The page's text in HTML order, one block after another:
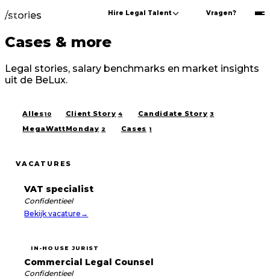
Hire Legal Talent Vragen?
/stories
Cases & more
Legal stories, salary benchmarks en market insights
uit de BeLux.
Alles10 Client Story 4 Candidate Story 3
MegaWattMonday 2 Cases 1
VACATURES
VAT specialist
Confidentieel
Bekijk vacature →
IN-HOUSE JURIST
Commercial Legal Counsel
Confidentieel